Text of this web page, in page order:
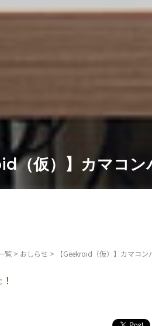
（仮）】カマコ
覧 > おしらせ > 【Geekroid（仮）】カマコ